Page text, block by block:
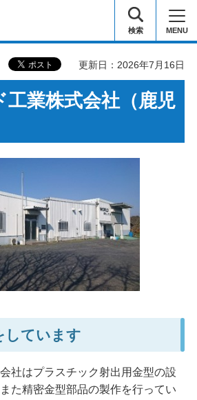
検索 MENU
更新日：2026年7月16日
工業株式会社（鹿児
しています
社はプラスチック射出用金型の設
た精密金型部品の製作を行ってい